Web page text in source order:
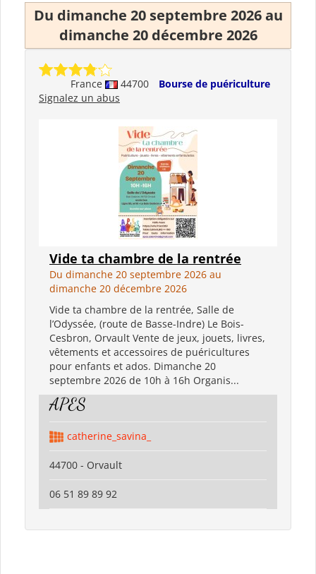
Du dimanche 20 septembre 2026 au
dimanche 20 décembre 2026
France 44700
Bourse de puériculture
Signalez un abus
Vide ta chambre de la rentrée
Du dimanche 20 septembre 2026 au
dimanche 20 décembre 2026
Vide ta chambre de la rentrée, Salle de
l’Odyssée, (route de Basse-Indre) Le Bois-
Cesbron, Orvault Vente de jeux, jouets, livres,
vêtements et accessoires de puéricultures
pour enfants et ados. Dimanche 20
septembre 2026 de 10h à 16h Organis...
APES
catherine_savina_
44700 - Orvault
06 51 89 89 92